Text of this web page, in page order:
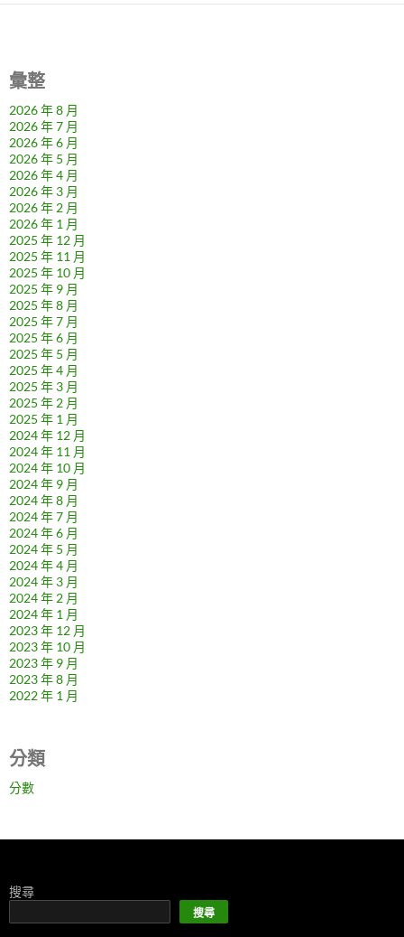
彙整
2026 年 8 月
2026 年 7 月
2026 年 6 月
2026 年 5 月
2026 年 4 月
2026 年 3 月
2026 年 2 月
2026 年 1 月
2025 年 12 月
2025 年 11 月
2025 年 10 月
2025 年 9 月
2025 年 8 月
2025 年 7 月
2025 年 6 月
2025 年 5 月
2025 年 4 月
2025 年 3 月
2025 年 2 月
2025 年 1 月
2024 年 12 月
2024 年 11 月
2024 年 10 月
2024 年 9 月
2024 年 8 月
2024 年 7 月
2024 年 6 月
2024 年 5 月
2024 年 4 月
2024 年 3 月
2024 年 2 月
2024 年 1 月
2023 年 12 月
2023 年 10 月
2023 年 9 月
2023 年 8 月
2022 年 1 月
分類
分數
搜尋
搜尋